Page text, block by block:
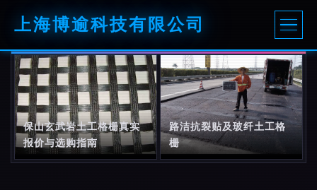
上海博逾科技有限公司
保山玄武岩土工格栅真实
报价与选购指南
路洁抗裂贴及玻纤土工格
栅